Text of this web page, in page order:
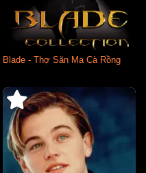
Blade - Thợ Săn Ma Cà Rồng